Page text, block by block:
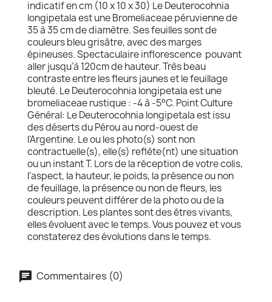
indicatif en cm (10 x 10 x 30) Le Deuterocohnia
longipetala est une Bromeliaceae péruvienne de
35 à 35 cm de diamètre. Ses feuilles sont de
couleurs bleu grisâtre, avec des marges
épineuses. Spectaculaire inflorescence pouvant
aller jusqu’à 120cm de hauteur. Très beau
contraste entre les fleurs jaunes et le feuillage
bleuté. Le Deuterocohnia longipetala est une
bromeliaceae rustique : -4 à -5°C. Point Culture
Général: Le Deuterocohnia longipetala est issu
des déserts du Pérou au nord-ouest de
l'Argentine. Le ou les photo(s) sont non
contractuelle(s), elle(s) reflète(nt) une situation
ou un instant T. Lors de la réception de votre colis,
l'aspect, la hauteur, le poids, la présence ou non
de feuillage, la présence ou non de fleurs, les
couleurs peuvent différer de la photo ou de la
description. Les plantes sont des êtres vivants,
elles évoluent avec le temps. Vous pouvez et vous
constaterez des évolutions dans le temps.
Commentaires (0)